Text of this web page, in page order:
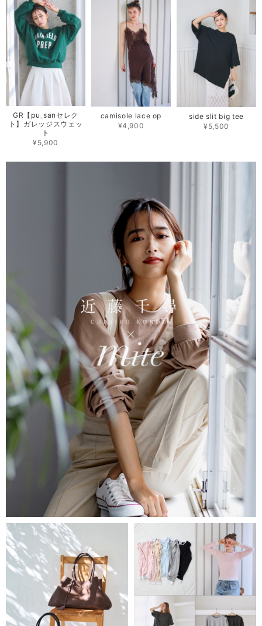
GR【pu_sanセレク
ト】ガレッジスウェッ
ト
¥5,900
camisole lace op
¥4,900
side slit big tee
¥5,500